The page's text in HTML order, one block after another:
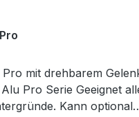
mit drehbarem
Pro Serie Geeignet
Kann optional